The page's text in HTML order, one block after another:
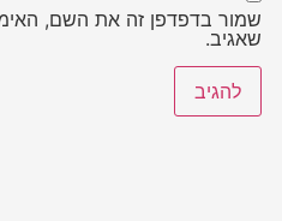
שמור בדפדפן זה את השם,
שאגיב.